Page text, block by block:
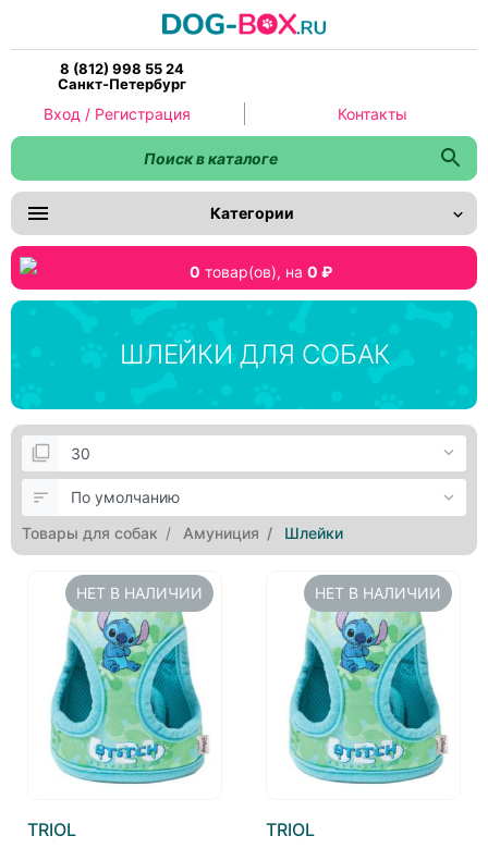
8 (812) 998 55 24
Санкт-Петербург
0 товар(ов), на 0 ₽
Категории
Вход / Регистрация Контакты
ШЛЕЙКИ ДЛЯ СОБАК
Товары для собак Амуниция Шлейки
НЕТ В НАЛИЧИИ
TRIOL
НЕТ В НАЛИЧИИ
TRIOL